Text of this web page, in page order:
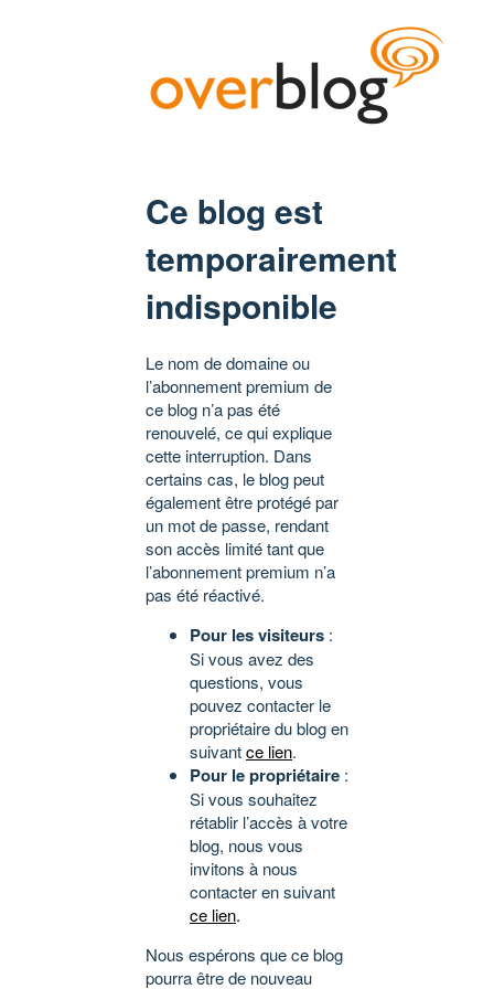
Ce blog est
temporairement
indisponible
Le nom de domaine ou
l’abonnement premium de
ce blog n’a pas été
renouvelé, ce qui explique
cette interruption. Dans
certains cas, le blog peut
également être protégé par
un mot de passe, rendant
son accès limité tant que
l’abonnement premium n’a
pas été réactivé.
Pour les visiteurs :
Si vous avez des
questions, vous
pouvez contacter le
propriétaire du blog en
suivantce lien.
Pour le propriétaire :
Si vous souhaitez
rétablir l’accès à votre
blog, nous vous
invitons à nous
contacter en suivant
ce lien.
Nous espérons que ce blog
pourra être de nouveau